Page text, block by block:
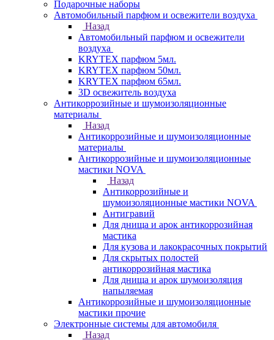
Подарочные наборы
Автомобильный парфюм и освежители воздуха
Назад
Автомобильный парфюм и освежители
воздуха
KRYTEX парфюм 5мл.
KRYTEX парфюм 50мл.
KRYTEX парфюм 65мл.
3D освежитель воздуха
Антикоррозийные и шумоизоляционные
материалы
Назад
Антикоррозийные и шумоизоляционные
материалы
Антикоррозийные и шумоизоляционные
мастики NOVA
Назад
Антикоррозийные и
шумоизоляционные мастики NOVA
Антигравий
Для днища и арок антикоррозийная
мастика
Для кузова и лакокрасочных покрытий
Для скрытых полостей
антикоррозийная мастика
Для днища и арок шумоизоляция
напыляемая
Антикоррозийные и шумоизоляционные
мастики прочие
Электронные системы для автомобиля
Назад